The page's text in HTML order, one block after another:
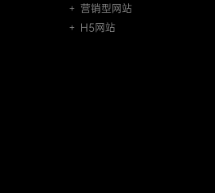
＋ 营销型网站
＋ H5网站